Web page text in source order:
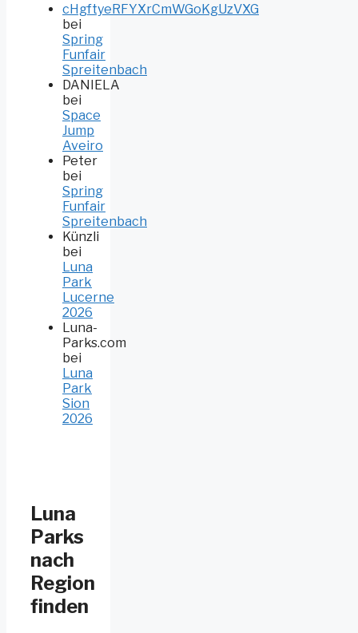
cHgftyeRFYXrCmWGoKgUzVXG
bei
Spring
Funfair
Spreitenbach
DANIELA
bei
Space
Jump
Aveiro
Peter
bei
Spring
Funfair
Spreitenbach
Künzli
bei
Luna
Park
Lucerne
2026
Luna-
Parks.com
bei
Luna
Park
Sion
2026
Luna
Parks
nach
Region
finden